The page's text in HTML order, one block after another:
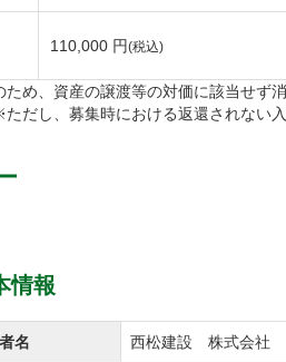
110,000 円(税込)
め、資産の譲渡等の対価に該当せず
だし、募集時における返還されない
情報
名 西松建設 株式会社